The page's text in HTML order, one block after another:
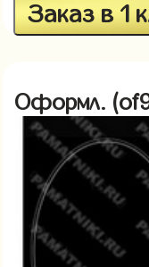
Заказ в 1
Оформл.